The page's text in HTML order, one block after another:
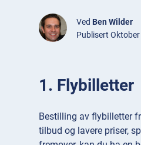
Ved Ben Wilder
Publisert Oktober
1. Flybilletter
Bestilling av flybilletter
tilbud og lavere priser,